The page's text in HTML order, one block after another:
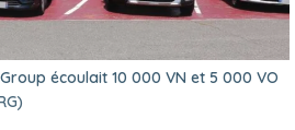
écoulait 10 000 VN et 5 000 VO